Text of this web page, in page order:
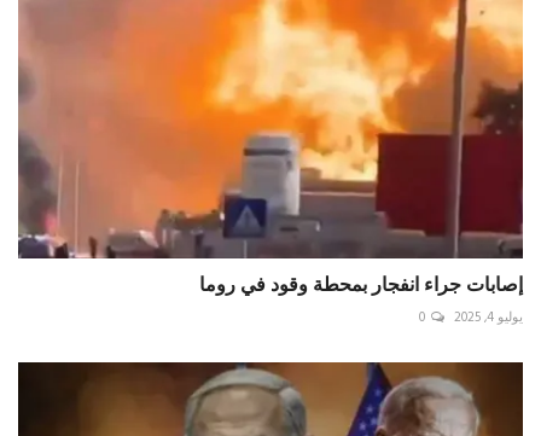
إصابات جراء انفجار بمحطة وقود في روما
يوليو 4, 2025 0